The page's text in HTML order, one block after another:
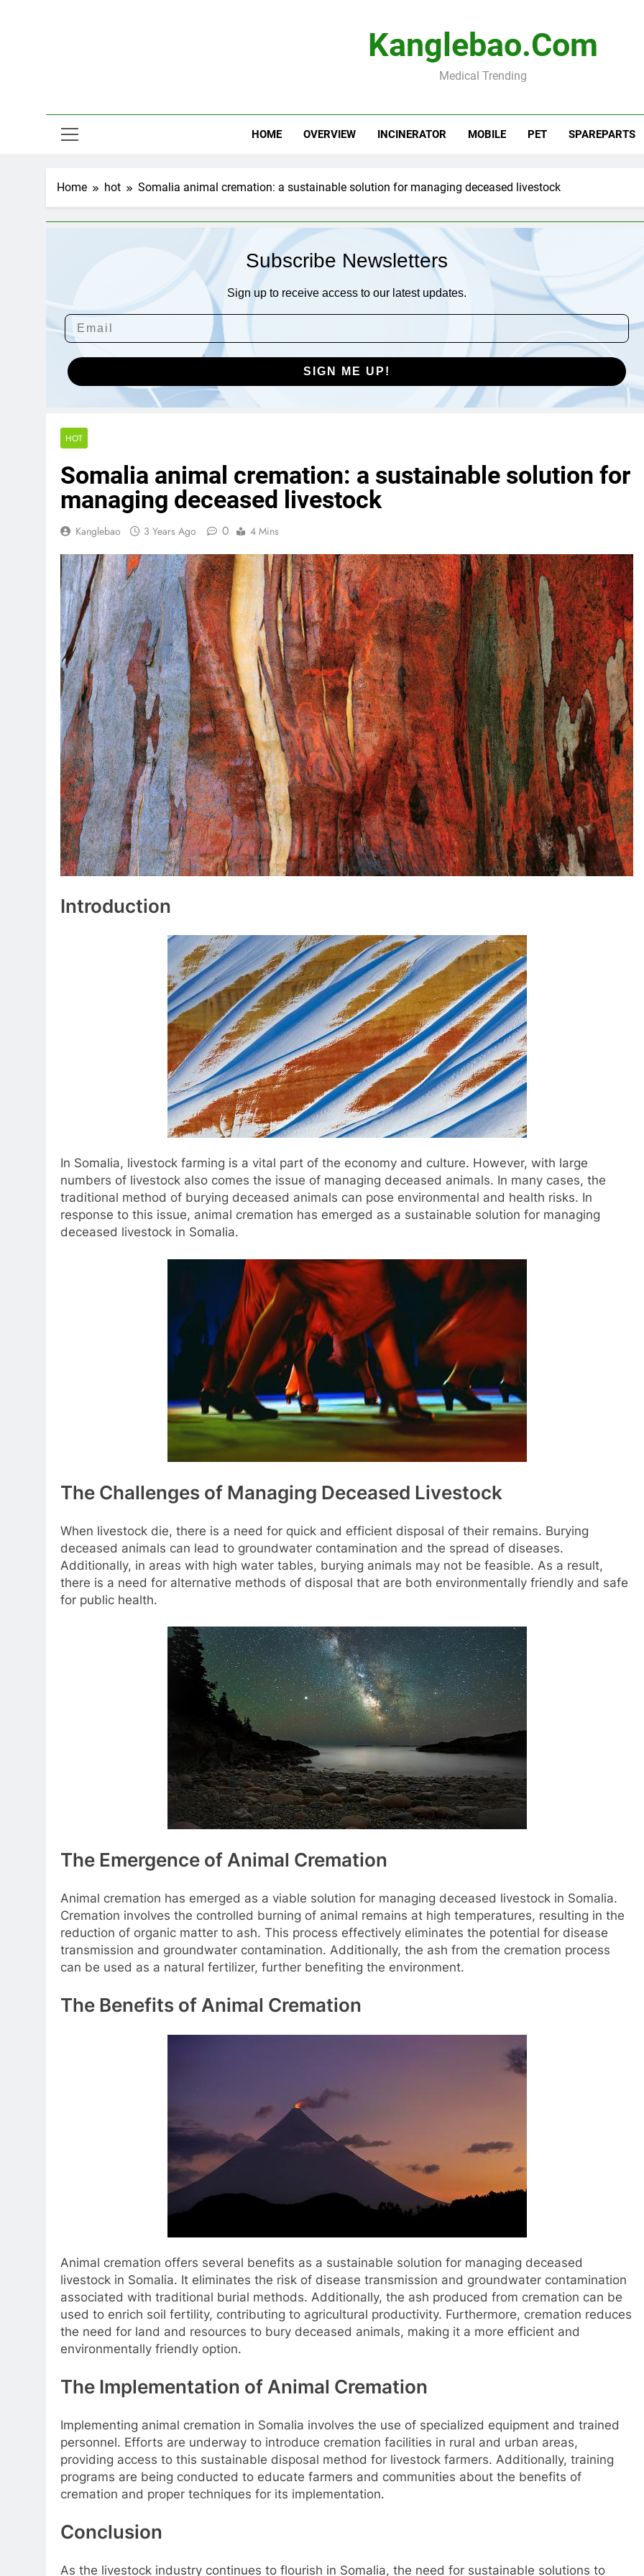
Kanglebao.com
Medical Trending
HOME OVERVIEW INCINERATOR MOBILE PET SPAREPARTS
Home hot Somalia animal cremation: a sustainable solution for managing deceased livestock
Subscribe Newsletters
Sign up to receive access to our latest updates.
SIGN ME UP!
HOT
Somalia animal cremation: a sustainable solution for
managing deceased livestock
Kanglebao 3 Years Ago 0 4 Mins
Introduction
In Somalia, livestock farming is a vital part of the economy and culture. However, with large
numbers of livestock also comes the issue of managing deceased animals. In many cases, the
traditional method of burying deceased animals can pose environmental and health risks. In
response to this issue, animal cremation has emerged as a sustainable solution for managing
deceased livestock in Somalia.
The Challenges of Managing Deceased Livestock
When livestock die, there is a need for quick and efficient disposal of their remains. Burying
deceased animals can lead to groundwater contamination and the spread of diseases.
Additionally, in areas with high water tables, burying animals may not be feasible. As a result,
there is a need for alternative methods of disposal that are both environmentally friendly and safe
for public health.
The Emergence of Animal Cremation
Animal cremation has emerged as a viable solution for managing deceased livestock in Somalia.
Cremation involves the controlled burning of animal remains at high temperatures, resulting in the
reduction of organic matter to ash. This process effectively eliminates the potential for disease
transmission and groundwater contamination. Additionally, the ash from the cremation process
can be used as a natural fertilizer, further benefiting the environment.
The Benefits of Animal Cremation
Animal cremation offers several benefits as a sustainable solution for managing deceased
livestock in Somalia. It eliminates the risk of disease transmission and groundwater contamination
associated with traditional burial methods. Additionally, the ash produced from cremation can be
used to enrich soil fertility, contributing to agricultural productivity. Furthermore, cremation reduces
the need for land and resources to bury deceased animals, making it a more efficient and
environmentally friendly option.
The Implementation of Animal Cremation
Implementing animal cremation in Somalia involves the use of specialized equipment and trained
personnel. Efforts are underway to introduce cremation facilities in rural and urban areas,
providing access to this sustainable disposal method for livestock farmers. Additionally, training
programs are being conducted to educate farmers and communities about the benefits of
cremation and proper techniques for its implementation.
Conclusion
As the livestock industry continues to flourish in Somalia, the need for sustainable solutions to